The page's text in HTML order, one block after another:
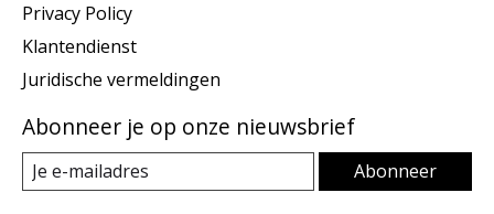
Privacy Policy
Klantendienst
Juridische vermeldingen
Abonneer je op onze nieuwsbrief
Abonneer